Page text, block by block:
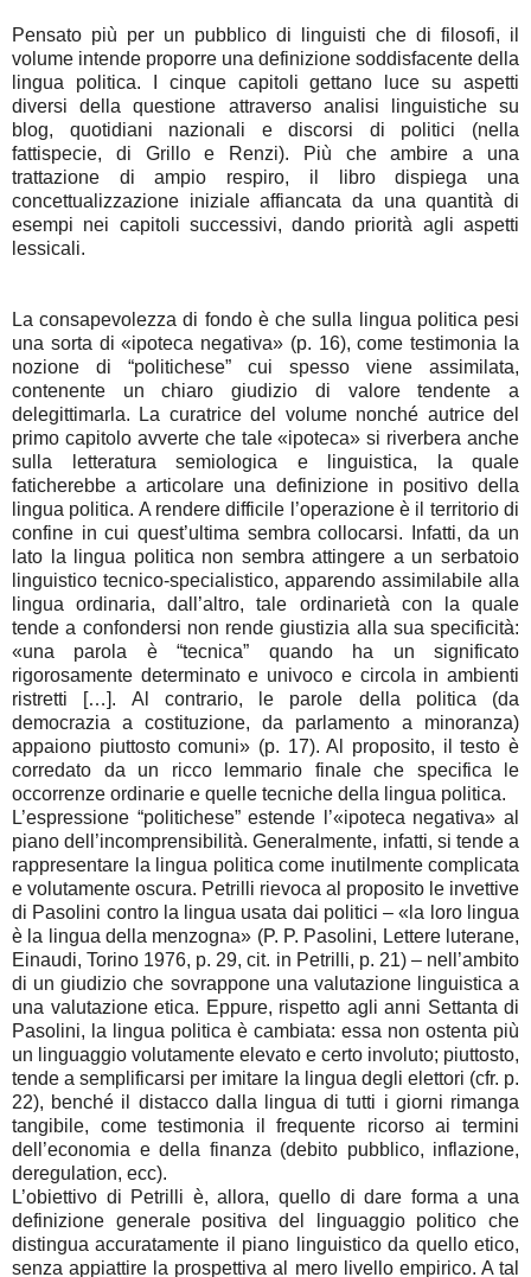
Pensato più per un pubblico di linguisti che di filosofi, il
volume intende proporre una definizione soddisfacente della
lingua politica. I cinque capitoli gettano luce su aspetti
diversi della questione attraverso analisi linguistiche su
blog, quotidiani nazionali e discorsi di politici (nella
fattispecie, di Grillo e Renzi). Più che ambire a una
trattazione di ampio respiro, il libro dispiega una
concettualizzazione iniziale affiancata da una quantità di
esempi nei capitoli successivi, dando priorità agli aspetti
lessicali.
La consapevolezza di fondo è che sulla lingua politica pesi
una sorta di «ipoteca negativa» (p. 16), come testimonia la
nozione di “politichese” cui spesso viene assimilata,
contenente un chiaro giudizio di valore tendente a
delegittimarla. La curatrice del volume nonché autrice del
primo capitolo avverte che tale «ipoteca» si riverbera anche
sulla letteratura semiologica e linguistica, la quale
faticherebbe a articolare una definizione in positivo della
lingua politica. A rendere difficile l’operazione è il territorio di
confine in cui quest’ultima sembra collocarsi. Infatti, da un
lato la lingua politica non sembra attingere a un serbatoio
linguistico tecnico-specialistico, apparendo assimilabile alla
lingua ordinaria, dall’altro, tale ordinarietà con la quale
tende a confondersi non rende giustizia alla sua specificità:
«una parola è “tecnica” quando ha un significato
rigorosamente determinato e univoco e circola in ambienti
ristretti […]. Al contrario, le parole della politica (da
democrazia a costituzione, da parlamento a minoranza)
appaiono piuttosto comuni» (p. 17). Al proposito, il testo è
corredato da un ricco lemmario finale che specifica le
occorrenze ordinarie e quelle tecniche della lingua politica.
L’espressione “politichese” estende l’«ipoteca negativa» al
piano dell’incomprensibilità. Generalmente, infatti, si tende a
rappresentare la lingua politica come inutilmente complicata
e volutamente oscura. Petrilli rievoca al proposito le invettive
di Pasolini contro la lingua usata dai politici – «la loro lingua
è la lingua della menzogna» (P. P. Pasolini, Lettere luterane,
Einaudi, Torino 1976, p. 29, cit. in Petrilli, p. 21) – nell’ambito
di un giudizio che sovrappone una valutazione linguistica a
una valutazione etica. Eppure, rispetto agli anni Settanta di
Pasolini, la lingua politica è cambiata: essa non ostenta più
un linguaggio volutamente elevato e certo involuto; piuttosto,
tende a semplificarsi per imitare la lingua degli elettori (cfr. p.
22), benché il distacco dalla lingua di tutti i giorni rimanga
tangibile, come testimonia il frequente ricorso ai termini
dell’economia e della finanza (debito pubblico, inflazione,
deregulation, ecc).
L’obiettivo di Petrilli è, allora, quello di dare forma a una
definizione generale positiva del linguaggio politico che
distingua accuratamente il piano linguistico da quello etico,
senza appiattire la prospettiva al mero livello empirico. A tal